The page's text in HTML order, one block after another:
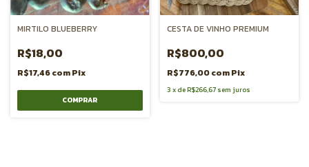
MIRTILO BLUEBERRY
R$18,00
R$17,46comPix
CESTA DE VINHO PREMIUM
R$800,00
R$776,00comPix
3 xdeR$266,67 sem juros